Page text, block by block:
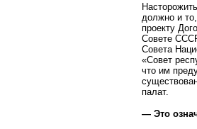
должно и
проекту
Совете
Совета
«Совет
что им
палат.
— Это